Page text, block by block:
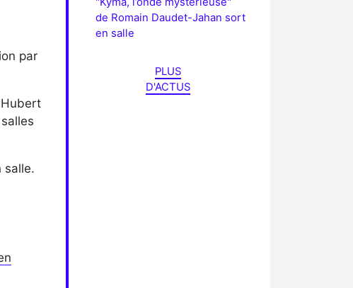
par
salle.
de Romain Daudet-Jahan sort
en salle
PLUS
D'ACTUS